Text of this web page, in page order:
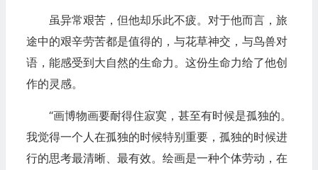
虽异常艰苦，但他却乐此不疲。对于他而言，旅
途中的艰辛劳苦都是值得的，与花草神交，与鸟兽对
语，能感受到大自然的生命力。这份生命力给了他创
作的灵感。
“画博物画要耐得住寂寞，甚至有时候是孤独的。
我觉得一个人在孤独的时候特别重要，孤独的时候进
行的思考最清晰、最有效。绘画是一种个体劳动，在